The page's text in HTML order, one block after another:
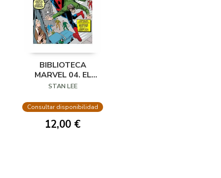
BIBLIOTECA
MARVEL 04. EL
ASOMBROSO
STAN LEE
Consultar disponibilidad
12,00 €